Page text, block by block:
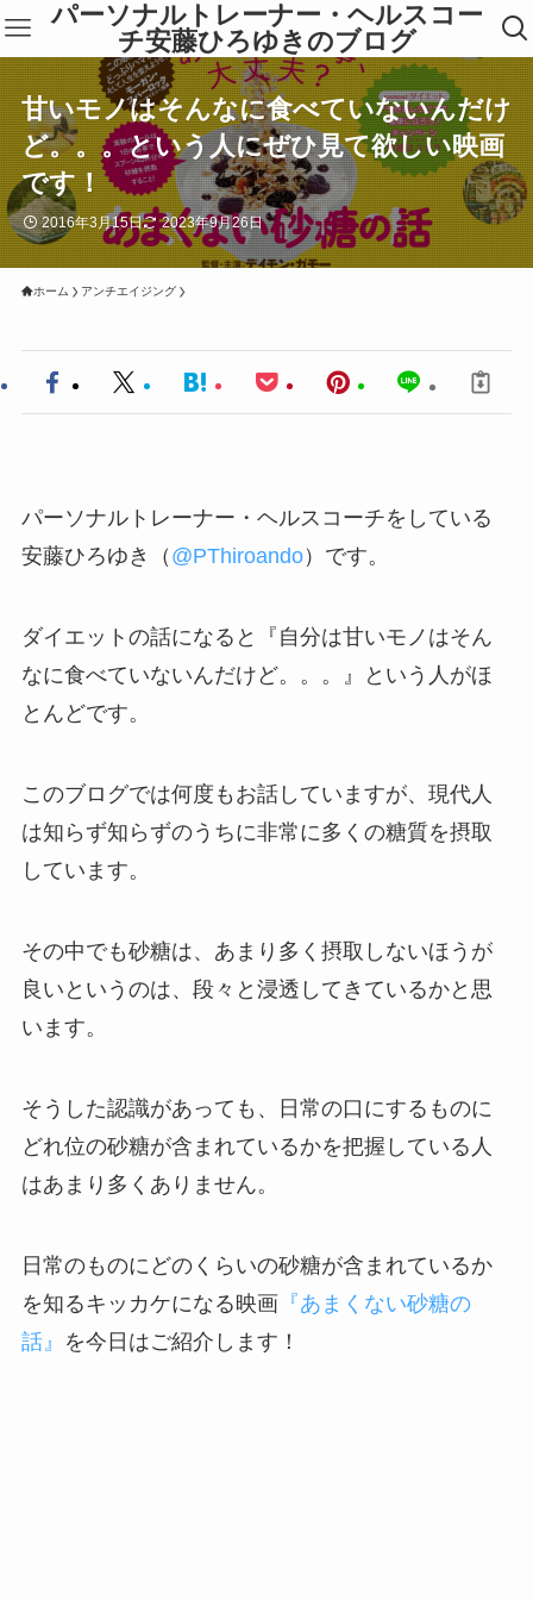
パーソナルトレーナー・ヘルスコー
チ安藤ひろゆきのブログ
甘いモノはそんなに食べていないんだけ
ど。。。という人にぜひ見て欲しい映画
です！
2016年3月15日 2023年9月26日
ホーム アンチエイジング
パーソナルトレーナー・ヘルスコーチをしている
安藤ひろゆき（ @PThiroando）です。
ダイエットの話になると『自分は甘いモノはそん
なに食べていないんだけど。。。』という人がほ
とんどです。
このブログでは何度もお話していますが、現代人
は知らず知らずのうちに非常に多くの糖質を摂取
しています。
その中でも砂糖は、あまり多く摂取しないほうが
良いというのは、段々と浸透してきているかと思
います。
そうした認識があっても、日常の口にするものに
どれ位の砂糖が含まれているかを把握している人
はあまり多くありません。
日常のものにどのくらいの砂糖が含まれているか
を知るキッカケになる映画『あまくない砂糖の
話』
を今日はご紹介します！